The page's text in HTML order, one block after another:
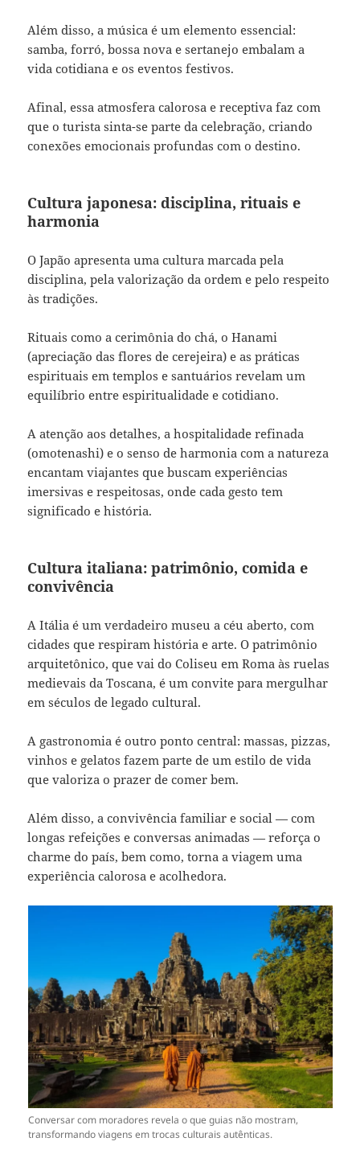
Além disso, a música é um elemento essencial:
samba, forró, bossa nova e sertanejo embalam a
vida cotidiana e os eventos festivos.
Afinal, essa atmosfera calorosa e receptiva faz com
que o turista sinta-se parte da celebração, criando
conexões emocionais profundas com o destino.
Cultura japonesa: disciplina, rituais e
harmonia
O Japão apresenta uma cultura marcada pela
disciplina, pela valorização da ordem e pelo respeito
às tradições.
Rituais como a cerimônia do chá, o Hanami
(apreciação das flores de cerejeira) e as práticas
espirituais em templos e santuários revelam um
equilíbrio entre espiritualidade e cotidiano.
A atenção aos detalhes, a hospitalidade refinada
(omotenashi) e o senso de harmonia com a natureza
encantam viajantes que buscam experiências
imersivas e respeitosas, onde cada gesto tem
significado e história.
Cultura italiana: patrimônio, comida e
convivência
A Itália é um verdadeiro museu a céu aberto, com
cidades que respiram história e arte. O patrimônio
arquitetônico, que vai do Coliseu em Roma às ruelas
medievais da Toscana, é um convite para mergulhar
em séculos de legado cultural.
A gastronomia é outro ponto central: massas, pizzas,
vinhos e gelatos fazem parte de um estilo de vida
que valoriza o prazer de comer bem.
Além disso, a convivência familiar e social — com
longas refeições e conversas animadas — reforça o
charme do país, bem como, torna a viagem uma
experiência calorosa e acolhedora.
Conversar com moradores revela o que guias não mostram,
transformando viagens em trocas culturais autênticas.